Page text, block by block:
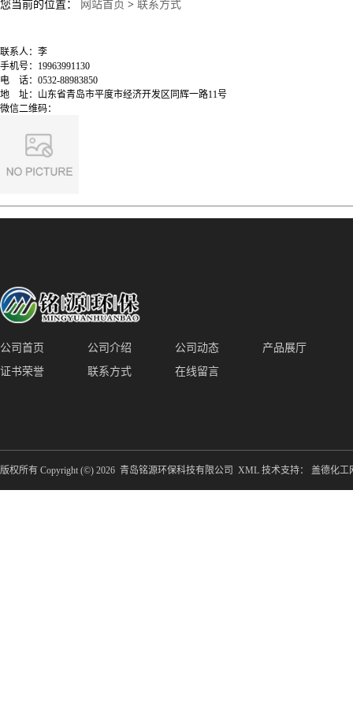
您当前的位置： 网站首页 > 联系方式
联系人： 李
手机号： 19963991130
电
话： 0532-88983850
地
址： 山东省青岛市平度市经济开发区同辉一路11号
微信二维码：
公司首页 公司介绍 公司动态
产品展厅
证书荣誉
联系方式 在线留言
版权所有 Copyright (©) 2026 青岛铭源环保科技有限公司 XML 技术支持： 盖德化工